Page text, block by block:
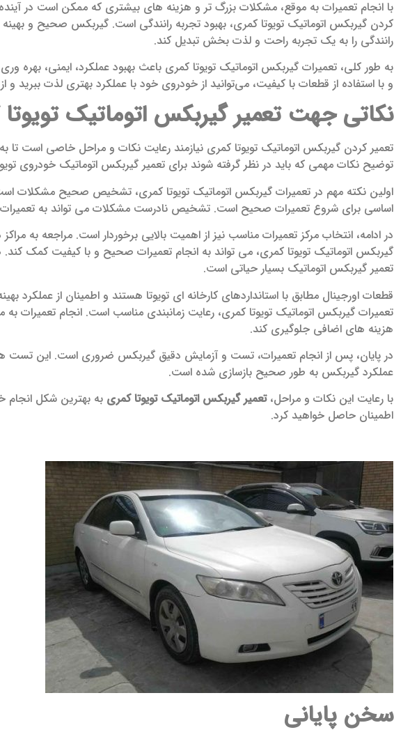
با انجام تعمیرات به موقع، مشکلات بزرگ تر و هزینه‌ های بیشتری که ممکن است در
کردن گیربکس اتوماتیک تویوتا کمری، بهبود تجربه رانندگی است. گیربکس صحیح و بهینه
رانندگی را به یک تجربه راحت و لذت بخش تبدیل کند.
به طور کلی، تعمیرات گیربکس اتوماتیک تویوتا کمری باعث بهبود عملکرد، ایمنی، بهره‌
و با استفاده از قطعات با کیفیت، می‌توانید از خودروی خود با عملکرد بهتری لذت ببرید
نکاتی جهتتعمیر گیربکس اتوماتیک
تعمیر کردن گیربکس اتوماتیک تویوتا کمری نیازمند رعایت نکات و مراحل خاصی است تا
توضیح نکات مهمی که باید در نظر گرفته شوند برای تعمیر گیربکس اتوماتیک خودروی
اولین نکته مهم در تعمیرات گیربکس اتوماتیک تویوتا کمری، تشخیص صحیح
اساسی برای شروع تعمیرات صحیح است. تشخیص نادرست مشکلات می ‌تواند به تعمیرات
در ادامه، انتخاب مرکز تعمیرات مناسب نیز از اهمیت بالایی برخوردار است. مراجعه
گیربکس اتوماتیک تویوتا کمری، می ‌تواند به انجام تعمیرات صحیح و با کیفیت کمک کند.
تعمیر گیربکس اتوماتیک بسیار حیاتی است.
قطعات اورجینال مطابق با استانداردهای کارخانه ‌ای تویوتا هستند و اطمینان از عملکرد
تعمیرات گیربکس اتوماتیک تویوتا کمری، رعایت زمانبندی مناسب است. انجام تعمیرات
هزینه‌ های اضافی جلوگیری کند.
در پایان، پس از انجام تعمیرات، تست و آزمایش دقیق گیربکس ضروری است. این تست
عملکرد گیربکس به طور صحیح بازسازی شده است.
با رعایت این نکات و مراحل،تعمیر گیربکس اتوماتیک تویوتا کمری به بهترین شکل انجام
اطمینان حاصل خواهید کرد.
سخن پایانی